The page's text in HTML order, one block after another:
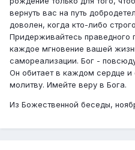
вернуть вас на путь
доволен, когда кто-либо
Придерживайтесь праведного
каждое мгновение вашей
самореализации. Бог -
Он обитает в каждом сердце
молитву. Имейте веру в Бога.
Из Божественной беседы,